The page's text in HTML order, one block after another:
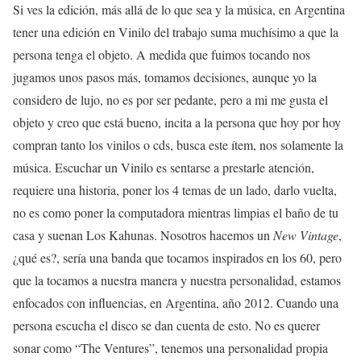
Si ves la edición, más allá de lo que sea y la música, en Argentina
tener una edición en Vinilo del trabajo suma muchísimo a que la
persona tenga el objeto. A medida que fuimos tocando nos
jugamos unos pasos más, tomamos decisiones, aunque yo la
considero de lujo, no es por ser pedante, pero a mi me gusta el
objeto y creo que está bueno, incita a la persona que hoy por hoy
compran tanto los vinilos o cds, busca este ítem, nos solamente la
música. Escuchar un Vinilo es sentarse a prestarle atención,
requiere una historia, poner los 4 temas de un lado, darlo vuelta,
no es como poner la computadora mientras limpias el baño de tu
casa y suenan Los Kahunas. Nosotros hacemos un New Vintage,
¿qué es?, sería una banda que tocamos inspirados en los 60, pero
que la tocamos a nuestra manera y nuestra personalidad, estamos
enfocados con influencias, en Argentina, año 2012. Cuando una
persona escucha el disco se dan cuenta de esto. No es querer
sonar como “The Ventures”, tenemos una personalidad propia